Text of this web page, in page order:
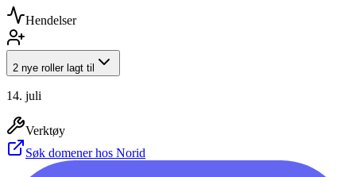
Hendelser
2 nye roller lagt til
14. juli
Verktøy
Søk domener hos Norid